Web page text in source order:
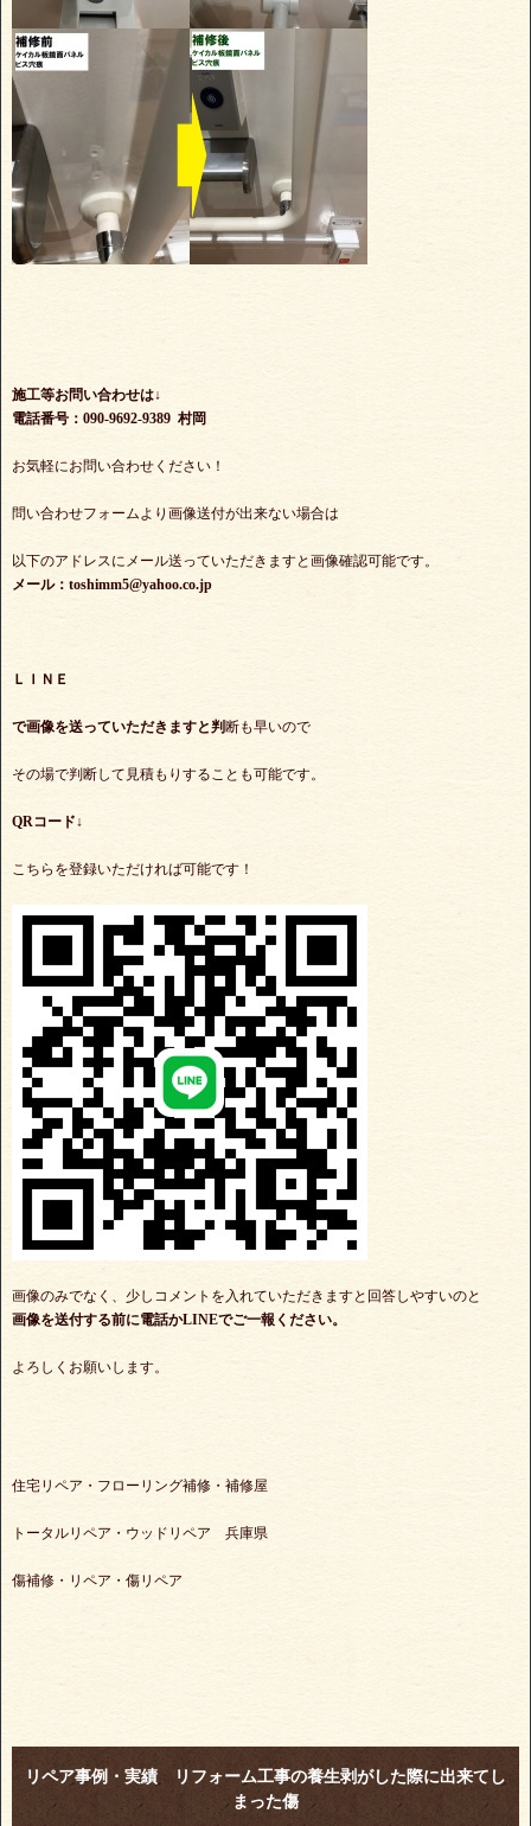
施工等お問い合わせは↓
電話番号：090-9692-9389 村岡
お気軽にお問い合わせください！
問い合わせフォームより画像送付が出来ない場合は
以下のアドレスにメール送っていただきますと画像確認可能です。
メール：toshimm5@yahoo.co.jp
ＬＩＮＥ
で画像を送っていただきますと判 断も早いので
その場で判断して見積もりすることも可能です。
QRコード↓
こちらを登録いただければ可能です！
画像のみでなく、少しコメントを入れていただきますと回答しやすいのと
画像を送付する前に電話かLINEでご一報ください。
よろしくお願いします。
住宅リペア・フローリング補修・補修屋
トータルリペア・ウッドリペア 兵庫県
傷補修・リペア・傷リペア
リペア事例・実績 リフォーム工事の養生剥がした際に出来てし
まった傷